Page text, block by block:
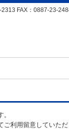
FAX：0887-23-
利用留意していた